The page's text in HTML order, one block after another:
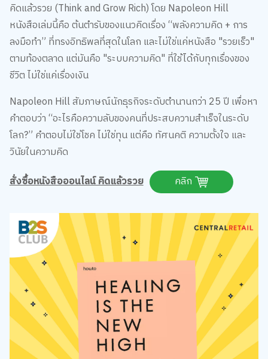
คิดแล้วรวย (Think and Grow Rich) โดย Napoleon Hill
หนังสือเล่มนี้คือ ต้นตำรับของแนวคิดเรื่อง “พลังความคิด + การ
ลงมือทำ” ที่ทรงอิทธิพลที่สุดในโลก และไม่ใช่แค่หนังสือ "รวยเร็ว"
ตามท้องตลาด แต่มันคือ "ระบบความคิด" ที่ใช้ได้กับทุกเรื่องของ
ชีวิต ไม่ใช่แค่เรื่องเงิน
Napoleon Hill สัมภาษณ์นักธุรกิจระดับตำนานกว่า 25 ปี เพื่อหา
คำตอบว่า “อะไรคือความลับของคนที่ประสบความสำเร็จในระดับ
โลก?” คำตอบไม่ใช่โชค ไม่ใช่ทุน แต่คือ ทัศนคติ ความตั้งใจ และ
วินัยในความคิด
สั่งซื้อหนังสือออนไลน์ คิดแล้วรวย
คลิก